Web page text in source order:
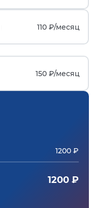
110 ₽/месяц
150 ₽/месяц
1200 ₽
1200 ₽